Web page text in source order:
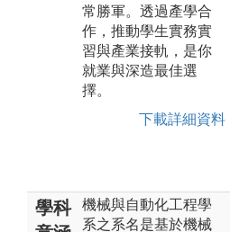
常勝軍。透過產學合
作，推動學生實務實
習與產業接軌，是你
就業與深造最佳選
擇。
下載詳細資料
學科
機械與自動化工程學
系之系名是基於機械